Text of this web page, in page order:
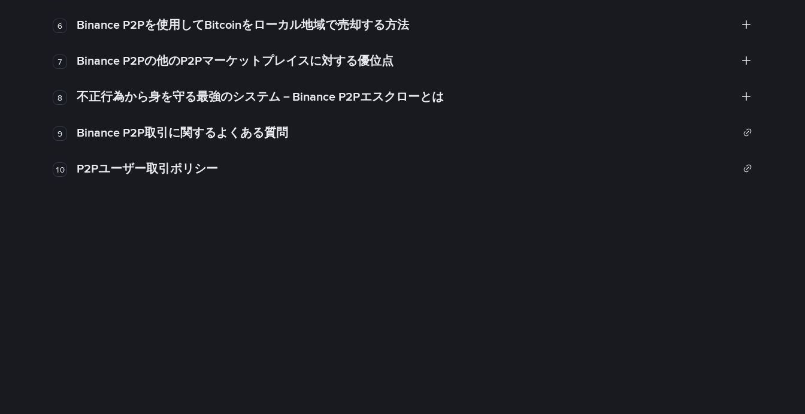
6 Binance P2Pを使用してBitcoinをローカル地域で売却する方法
7 Binance P2Pの他のP2Pマーケットプレイスに対する優位点
8 不正行為から身を守る最強のシステム－Binance P2Pエスクローとは
9 Binance P2P取引に関するよくある質問
10 P2Pユーザー取引ポリシー